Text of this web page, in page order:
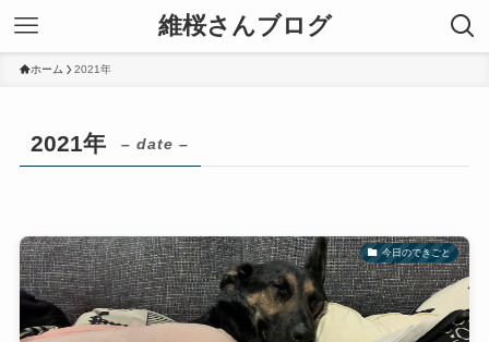
維桜さんブログ
ホーム 2021年
2021年 – date –
今日のできごと